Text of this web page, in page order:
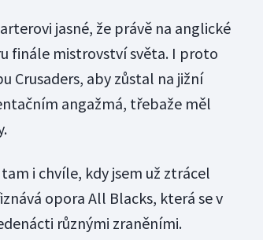
jasné, že právě na anglické
finále mistrovství světa. I proto
aby zůstal na jižní
angažmá, třebaže měl
i chvíle, kdy jsem už ztrácel
opora All Blacks, která se v
různými zraněními.